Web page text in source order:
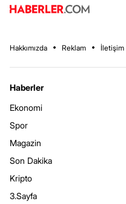
Hakkımızda Reklam İletişim
Haberler
Ekonomi
Spor
Magazin
Son Dakika
Kripto
3.Sayfa